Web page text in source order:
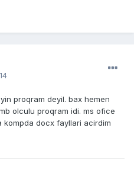
proqram deyil. bax hemen
olculu proqram idi. ms ofice
kompda docx fayllari acirdim